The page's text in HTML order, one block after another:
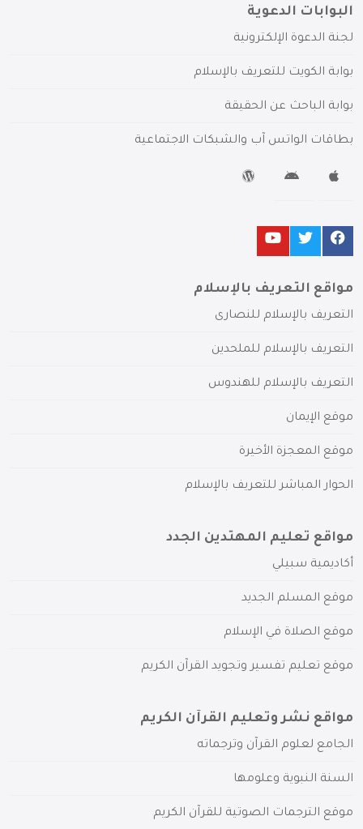
البوابات الدعوية
لجنة الدعوة الإلكترونية
بوابة الكويت للتعريف بالإسلام
بوابة الباحث عن الحقيقة
بطاقات الواتس آب والشبكات الاجتماعية
مواقع التعريف بالإسلام
التعريف بالإسلام للنصارى
التعريف بالإسلام للملحدين
التعريف بالإسلام للهندوس
موقع الإيمان
موقع المعجزة الأخيرة
الحوار المباشر للتعريف بالإسلام
مواقع تعليم المهتدين الجدد
أكاديمية سبيلي
موقع المسلم الجديد
موقع الصلاة في الإسلام
موقع تعليم تفسير وتجويد القرآن الكريم
مواقع نشر وتعليم القرآن الكريم
الجامع لعلوم القرآن وترجماته
السنة النبوية وعلومها
موقع الترجمات الصوتية للقرآن الكريم